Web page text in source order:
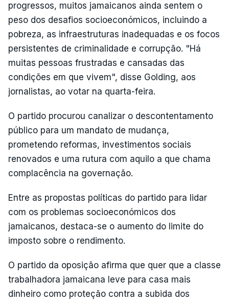
progressos, muitos jamaicanos ainda sentem o
peso dos desafios socioeconómicos, incluindo a
pobreza, as infraestruturas inadequadas e os focos
persistentes de criminalidade e corrupção. "Há
muitas pessoas frustradas e cansadas das
condições em que vivem", disse Golding, aos
jornalistas, ao votar na quarta-feira.
O partido procurou canalizar o descontentamento
público para um mandato de mudança,
prometendo reformas, investimentos sociais
renovados e uma rutura com aquilo a que chama
complacência na governação.
Entre as propostas políticas do partido para lidar
com os problemas socioeconómicos dos
jamaicanos, destaca-se o aumento do limite do
imposto sobre o rendimento.
O partido da oposição afirma que quer que a classe
trabalhadora jamaicana leve para casa mais
dinheiro como proteção contra a subida dos